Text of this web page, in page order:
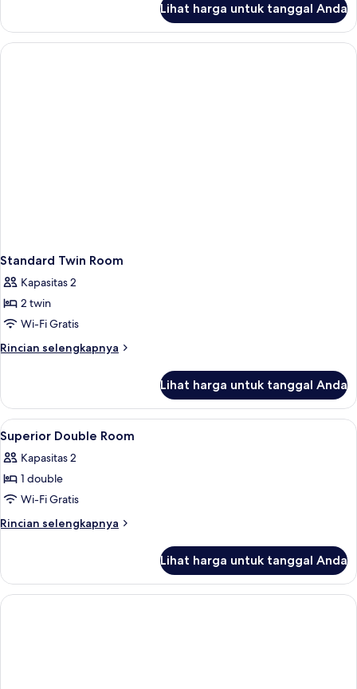
Double
dengan
Kamar
Deluks,
1
Lihat harga untuk tanggal Anda
Standard Twin Room
Kapasitas 2
2 twin
Wi-Fi Gratis
Rincian selengkapnya
Rincian
Standard
Twin
Room
Lihat harga untuk tanggal Anda
Lihat
semua
foto
untuk
Superior
Double
Kamar mandi | Pengering rambut
1
Superior Double Room
Kapasitas 2
1 double
Wi-Fi Gratis
Rincian selengkapnya
Rincian
Superior
Double
Room
Lihat harga untuk tanggal Anda